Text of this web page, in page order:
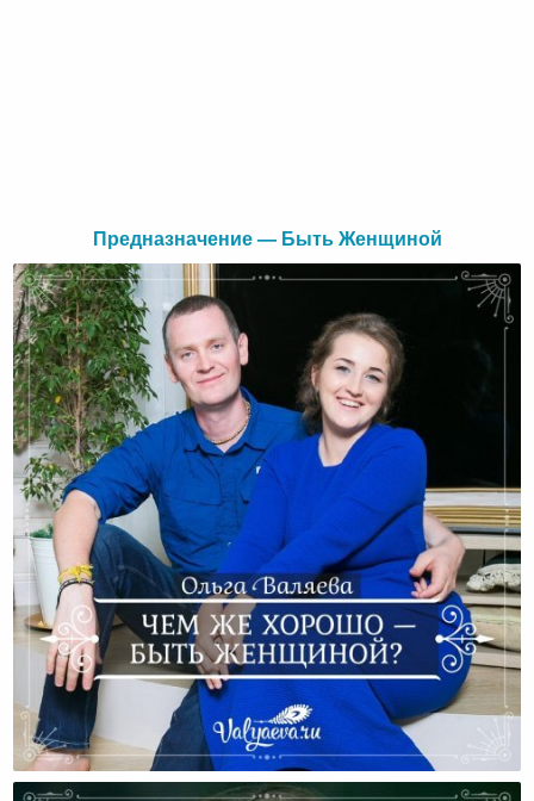
Предназначение — Быть Женщиной
Чем Же Хорошо — Быть Женщиной?